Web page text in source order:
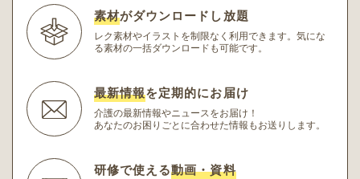
素材がダウンロードし放題
レク素材やイラストを制限なく利用できます。 気にな
る素材の一括ダウンロードも可能です。
最新情報を定期的にお届け
介護の最新情報やニュースをお届け！
あなたのお困りごとに合わせた情報もお送りします。
研修で使える動画・資料